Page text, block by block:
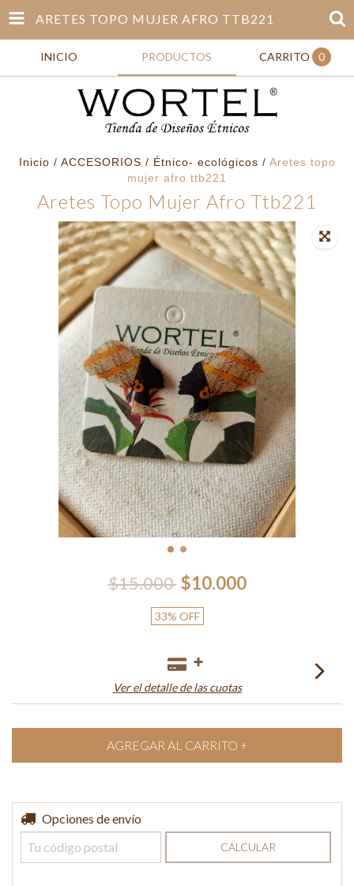
ARETES TOPO MUJER AFRO TTB221
INICIO PRODUCTOS CARRITO 0
Inicio / ACCESORIOS / Étnico- ecológicos / Aretes topo
mujer afro ttb221
Aretes Topo Mujer Afro Ttb221
$15.000 $10.000
33% OFF
Ver el detalle de las cuotas
Entregas para el CP:
Opciones de envío
CALCULAR